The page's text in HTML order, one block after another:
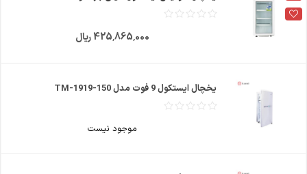
425٬865٬000 ریال
یخچال ایستکول 9 فوت مدل TM-1919-150
موجود نیست